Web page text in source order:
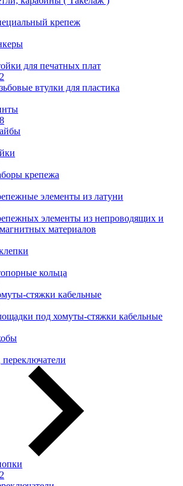
крепеж
для печатных плат
втулки для пластика
крепежа
элементы из латуни
элементы из непроводящих и
материалов
кольца
стяжки кабельные
под хомуты-стяжки кабельные